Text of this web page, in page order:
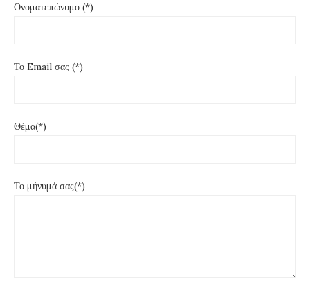
Ονοματεπώνυμο (*)
Το Email σας (*)
Θέμα(*)
Το μήνυμά σας(*)